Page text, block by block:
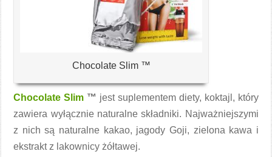
Chocolate Slim ™
Chocolate Slim ™ jest suplementem diety, koktajl, który
zawiera wyłącznie naturalne składniki. Najważniejszymi
z nich są naturalne kakao, jagody Goji, zielona kawa i
ekstrakt z lakownicy żółtawej.